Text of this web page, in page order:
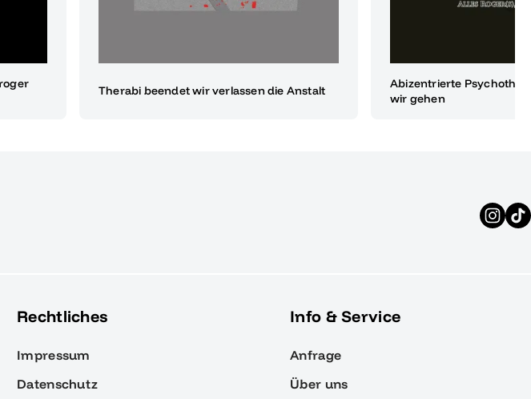
Therabi beendet wir verlassen die Anstalt
Abizentrierte
wir gehen
Rechtliches
Impressum
Datenschutz
Info & Service
Anfrage
Über uns